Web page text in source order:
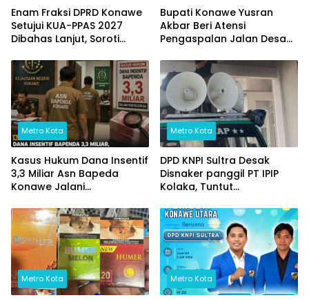
Enam Fraksi DPRD Konawe
Setujui KUA-PPAS 2027
Dibahas Lanjut, Soroti
hingga Ketahanan Pangan
Bupati Konawe Yusran
Akbar Beri Atensi
Pengaspalan Jalan Desa
Metro Kota
Kasus Hukum Dana Insentif
3,3 Miliar Asn Bapeda
Konawe Jalani
Metro Kota
DPD KNPI Sultra Desak
Disnaker panggil PT IPIP
Kolaka, Tuntut
Lokal/Data perkeja luar
daerah dan Jaminan
Keselamatan Kerja
Metro Kota Metro Kota